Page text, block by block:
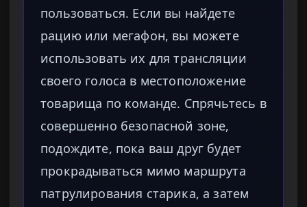
пользоваться. Если вы найдете
рацию или мегафон, вы можете
использовать их для трансляции
своего голоса в местоположение
товарища по команде. Спрячьтесь в
совершенно безопасной зоне,
подождите, пока ваш друг будет
прокрадываться мимо маршрута
патрулирования старика, а затем